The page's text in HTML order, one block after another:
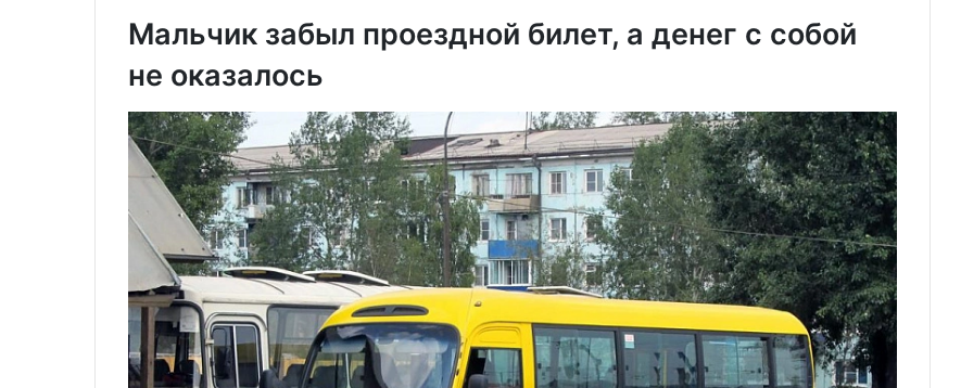
Мальчик забыл проездной билет, а денег с собой
не оказалось